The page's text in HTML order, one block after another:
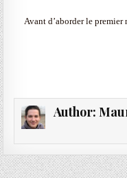
Avant d’aborder le
Author: